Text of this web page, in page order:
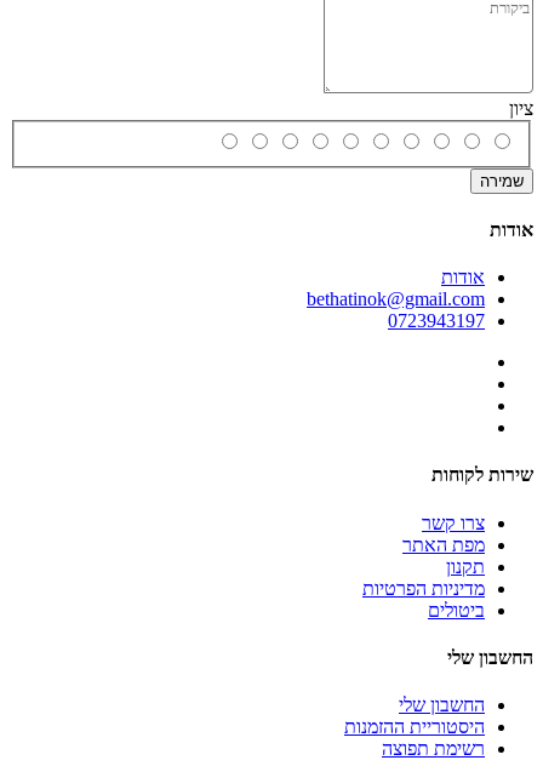
ציון
שמירה
אודות
אודות
bethatinok@gmail.com
0723943197
שירות לקוחות
צרו קשר
מפת האתר
תקנון
מדיניות הפרטיות
ביטולים
החשבון שלי
החשבון שלי
היסטוריית ההזמנות
רשימת תפוצה